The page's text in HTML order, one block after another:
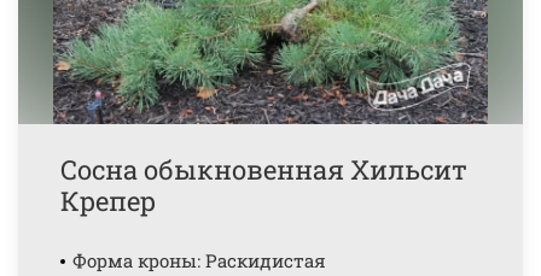
Сосна обыкновенная Хильсит
Крепер
Форма кроны: Раскидистая